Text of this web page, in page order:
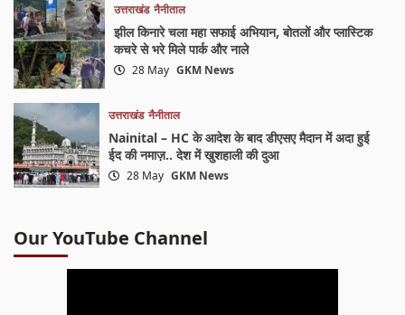
उत्तराखंड नैनीताल
झील किनारे चला महा सफाई अभियान, बोतलों और प्लास्टिक
कचरे से भरे मिले पार्क और नाले
28 May GKM News
उत्तराखंड नैनीताल
Nainital – HC के आदेश के बाद डीएसए मैदान में अदा हुई
ईद की नमाज़.. देश में खुशहाली की दुआ
28 May GKM News
Our YouTube Channel